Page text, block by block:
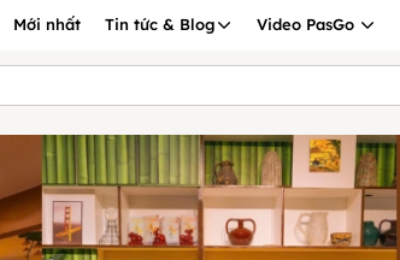
Mới nhất Tin tức & Blog Video PasGo